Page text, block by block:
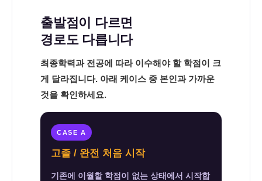
출발점이 다르면
경로도 다릅니다
최종학력과 전공에 따라 이수해야 할 학점이 크
게 달라집니다. 아래 케이스 중 본인과 가까운
것을 확인하세요.
CASE A
고졸 / 완전 처음 시작
기존에 이월할 학점이 없는 상태에서 시작합